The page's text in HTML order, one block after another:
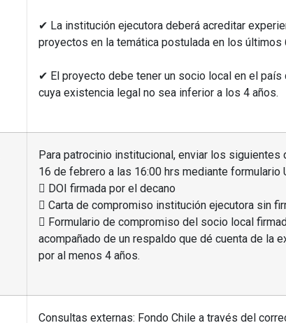
✔ La institución ejecutora deberá acreditar
proyectos en la temática postulada en los últimos
✔ El proyecto debe tener un socio local en el
cuya existencia legal no sea inferior a los 4 años.
Para patrocinio institucional, enviar los siguientes
16 de febrero a las 16:00 hrs mediante formulario
 DOI firmada por el decano
 Carta de compromiso institución ejecutora sin
 Formulario de compromiso del socio local
acompañado de un respaldo que dé cuenta de la
por al menos 4 años.
Consultas externas: Fondo Chile a través del